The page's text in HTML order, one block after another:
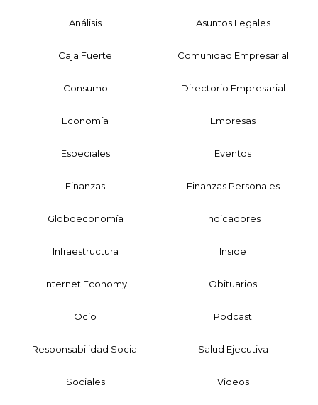
Análisis Asuntos Legales
Caja Fuerte Comunidad Empresarial
Consumo Directorio Empresarial
Economía Empresas
Especiales Eventos
Finanzas Finanzas Personales
Globoeconomía Indicadores
Infraestructura Inside
Internet Economy Obituarios
Ocio Podcast
Responsabilidad Social Salud Ejecutiva
Sociales Videos